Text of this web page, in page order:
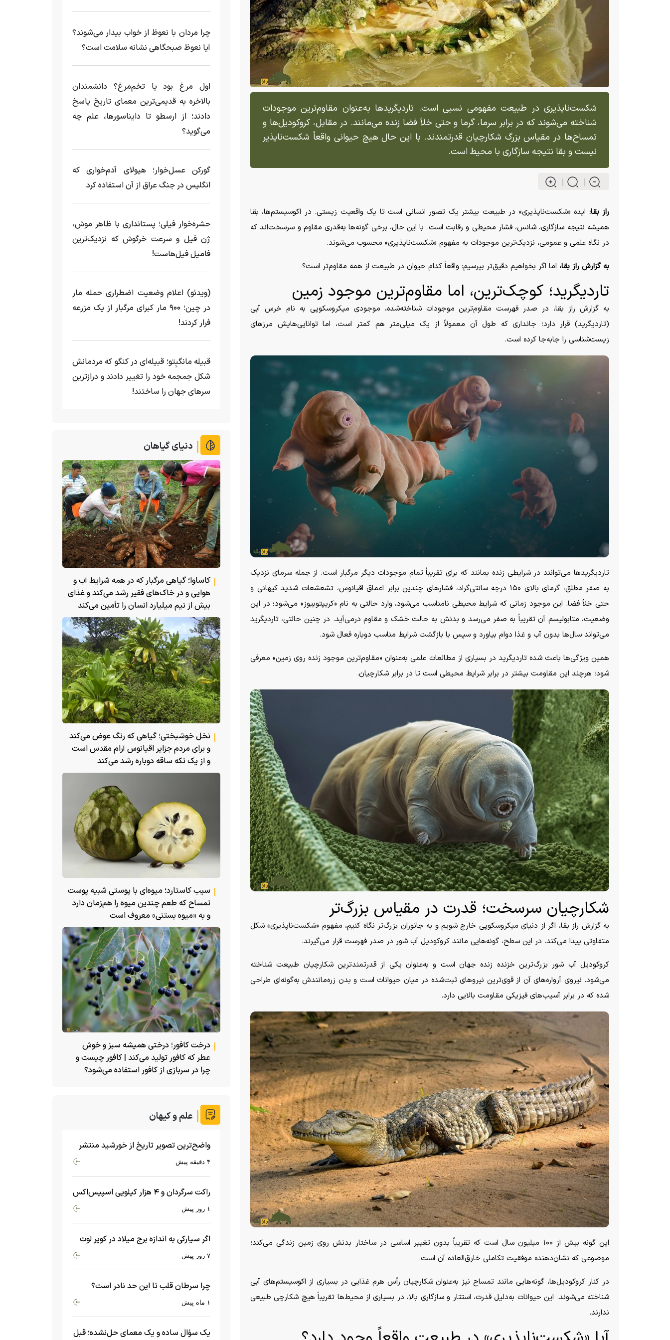
شکست‌ناپذیری در طبیعت مفهومی نسبی است. تاردیگرید‌ها به‌عنوان مقاوم‌ترین موجودات
شناخته می‌شوند که در برابر سرما، گرما و حتی خلأ فضا زنده می‌مانند. در مقابل، کروکودیل‌ها و
تمساح‌ها در مقیاس بزرگ شکارچیان قدرتمندند. با این حال هیچ حیوانی واقعاً شکست‌ناپذیر
نیست و بقا نتیجه سازگاری با محیط است.
راز بقا: ایده «شکست‌ناپذیری» در طبیعت بیشتر یک تصور انسانی است تا یک واقعیت زیستی. در اکوسیستم‌ها، بقا
همیشه نتیجه سازگاری، شانس، فشار محیطی و رقابت است. با این حال، برخی گونه‌ها به‌قدری مقاوم و سرسخت‌اند که
در نگاه علمی و عمومی، نزدیک‌ترین موجودات به مفهوم «شکست‌ناپذیری» محسوب می‌شوند.
به گزارش راز بقا، اما اگر بخواهیم دقیق‌تر بپرسیم: واقعاً کدام حیوان در طبیعت از همه مقاوم‌تر است؟
تاردیگرید؛ کوچک‌ترین، اما مقاوم‌ترین موجود زمین
به گزارش راز بقا، در صدر فهرست مقاوم‌ترین موجودات شناخته‌شده، موجودی میکروسکوپی به نام خرس آبی
(تاردیگرید) قرار دارد؛ جانداری که طول آن معمولاً از یک میلی‌متر هم کمتر است، اما توانایی‌هایش مرز‌های
زیست‌شناسی را جابه‌جا کرده است.
تاردیگرید‌ها می‌توانند در شرایطی زنده بمانند که برای تقریباً تمام موجودات دیگر مرگبار است. از جمله سرمای نزدیک
به صفر مطلق، گرمای بالای ۱۵۰ درجه سانتی‌گراد، فشار‌های چندین برابر اعماق اقیانوس، تشعشعات شدید کیهانی و
حتی خلأ فضا. این موجود زمانی که شرایط محیطی نامناسب می‌شود، وارد حالتی به نام «کریپتوبیوز» می‌شود؛ در این
وضعیت، متابولیسم آن تقریباً به صفر می‌رسد و بدنش به حالت خشک و مقاوم درمی‌آید. در چنین حالتی، تاردیگرید
می‌تواند سال‌ها بدون آب و غذا دوام بیاورد و سپس با بازگشت شرایط مناسب دوباره فعال شود.
همین ویژگی‌ها باعث شده تاردیگرید در بسیاری از مطالعات علمی به‌عنوان «مقاوم‌ترین موجود زنده روی زمین» معرفی
شود؛ هرچند این مقاومت بیشتر در برابر شرایط محیطی است تا در برابر شکارچیان.
شکارچیان سرسخت؛ قدرت در مقیاس بزرگ‌تر
به گزارش راز بقا، اگر از دنیای میکروسکوپی خارج شویم و به جانوران بزرگ‌تر نگاه کنیم، مفهوم «شکست‌ناپذیری» شکل
متفاوتی پیدا می‌کند. در این سطح، گونه‌هایی مانند کروکودیل آب شور در صدر فهرست قرار می‌گیرند.
کروکودیل آب شور بزرگ‌ترین خزنده زنده جهان است و به‌عنوان یکی از قدرتمندترین شکارچیان طبیعت شناخته
می‌شود. نیروی آرواره‌های آن از قوی‌ترین نیرو‌های ثبت‌شده در میان حیوانات است و بدن زره‌مانندش به‌گونه‌ای طراحی
شده که در برابر آسیب‌های فیزیکی مقاومت بالایی دارد.
این گونه بیش از ۱۰۰ میلیون سال است که تقریباً بدون تغییر اساسی در ساختار بدنش روی زمین زندگی می‌کند؛
موضوعی که نشان‌دهنده موفقیت تکاملی خارق‌العاده آن است.
در کنار کروکودیل‌ها، گونه‌هایی مانند تمساح نیز به‌عنوان شکارچیان رأس هرم غذایی در بسیاری از اکوسیستم‌های آبی
شناخته می‌شوند. این حیوانات به‌دلیل قدرت، استتار و سازگاری بالا، در بسیاری از محیط‌ها تقریباً هیچ شکارچی طبیعی
ندارند.
چرا مردان با نعوظ از خواب بیدار می‌شوند؟
آیا نعوظ صبحگاهی نشانه سلامت است؟
اول مرغ بود یا تخم‌مرغ؟ دانشمندان
بالاخره به قدیمی‌ترین معمای تاریخ پاسخ
دادند؛ از ارسطو تا دایناسورها، علم چه
می‌گوید؟
گورکن عسل‌خوار؛ هیولای آدم‌خواری که
انگلیس در جنگ عراق از آن استفاده کرد
حشره‌خوار فیلی؛ پستانداری با ظاهر موش،
ژن فیل و سرعت خرگوش که نزدیک‌ترین
فامیل فیل‌هاست!
(ویدئو) اعلام وضعیت اضطراری حمله مار‌
در چین؛ ۹۰۰ مار کبرای مرگبار از یک مزرعه‌
فرار کردند!
قبیله مانگبِتو؛ قبیله‌ای در کنگو که مردمانش
شکل جمجمه خود را تغییر دادند و درازترین
سرهای جهان را ساختند!
دنیای گیاهان
کاساوا؛ گیاهی مرگبار که در همه شرایط آب و
هوایی و در خاک‌های فقیر رشد می‌کند و غذای
بیش از نیم میلیارد انسان را تأمین می‌کند
نخل خوشبختی؛ گیاهی که رنگ عوض می‌کند
و برای مردم جزایر اقیانوس آرام مقدس است
و از یک تکه ساقه دوباره رشد می‌کند
سیب کاستارد؛ میوه‌ای با پوستی شبیه پوست
تمساح که طعم چندین میوه را هم‌زمان دارد
و به «میوه بستنی» معروف است
درخت کافور؛ درختی همیشه سبز و خوش
عطر که کافور تولید می‌کند | کافور چیست و
چرا در سربازی از کافور استفاده می‌شود؟
علم و کیهان
واضح‌ترین تصویر تاریخ از خورشید منتشر
شد
۴ دقیقه پیش
راکت سرگردان و ۴ هزار کیلویی اسپیس‌اکس
۱ روز پیش
اگر سیارکی به اندازه برج میلاد در کویر لوت
سقوط کند، چه اتفاقی می‌افتد؟
۷ روز پیش
چرا سرطان قلب تا این حد نادر است؟
ماجرای معامله عجیبی که در بدن اتفاق۱ ماه پیش
یک سؤال ساده و یک معمای حل‌نشده؛ قبل